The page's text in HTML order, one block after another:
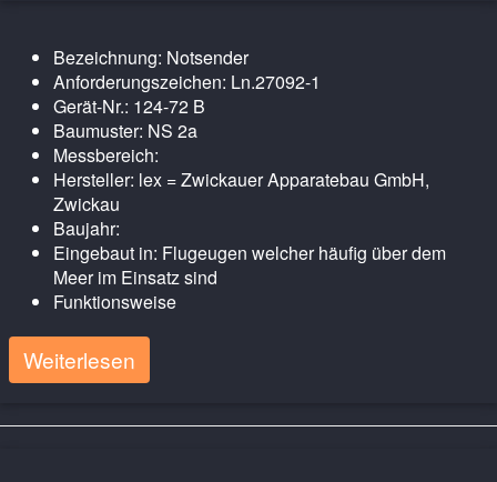
Bezeichnung: Notsender
Anforderungszeichen: Ln.27092-1
Gerät-Nr.: 124-72 B
Baumuster: NS 2a
Messbereich:
Hersteller: lex = Zwickauer Apparatebau GmbH,
Zwickau
Baujahr:
Eingebaut in: Flugeugen welcher häufig über dem
Meer im Einsatz sind
Funktionsweise
Weiterlesen